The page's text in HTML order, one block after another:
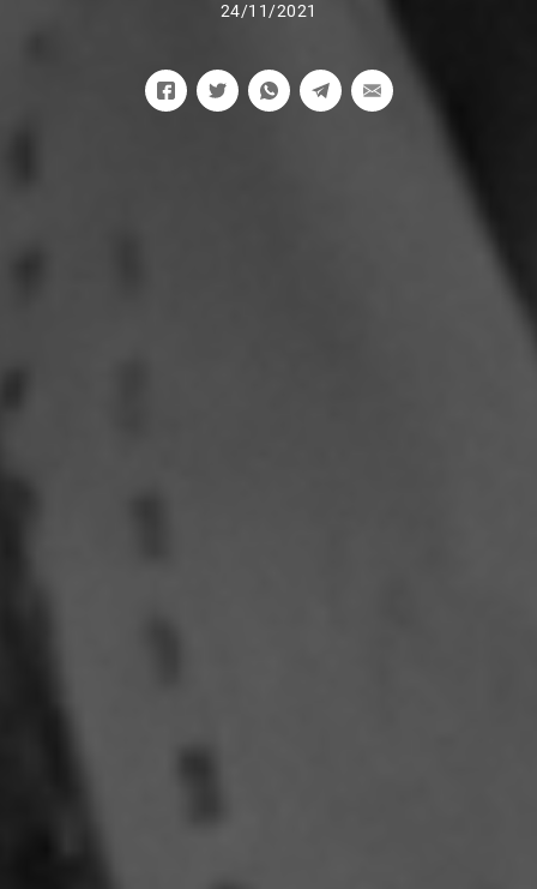
24/11/2021